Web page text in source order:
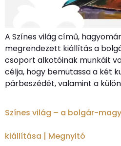
A Színes világ című,
megrendezett kiállítás a
csoport alkotóinak munkáit
célja, hogy bemutassa a két
párbeszédét, valamint a
Színes világ – a bolgár-
kiállítása | Megnyitó